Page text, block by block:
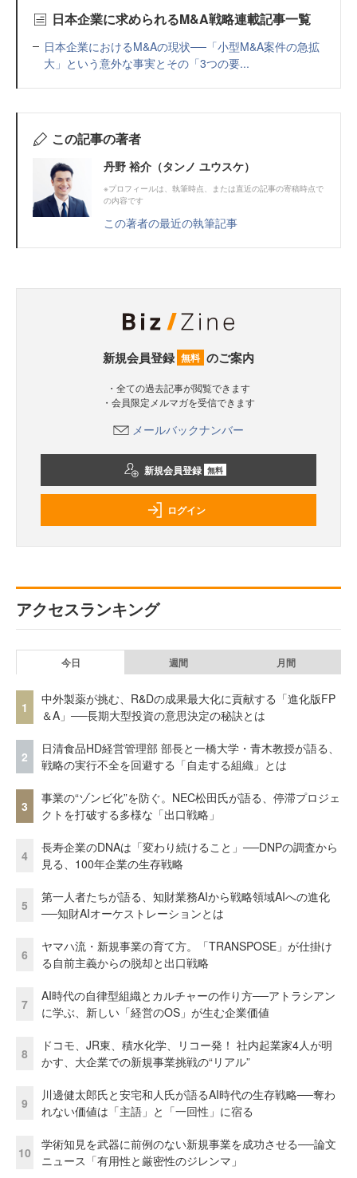
日本企業に求められるM&A戦略連載記事一覧
日本企業におけるM&Aの現状──「小型M&A案件の急拡
大」という意外な事実とその「3つの要...
この記事の著者
丹野 裕介（タンノ ユウスケ）
※プロフィールは、執筆時点、または直近の記事の寄稿時点で
の内容です
この著者の最近の執筆記事
新規会員登録 無料 のご案内
・全ての過去記事が閲覧できます
・会員限定メルマガを受信できます
メールバックナンバー
新規会員登録 無料
ログイン
アクセスランキング
今日 週間 月間
1
中外製薬が挑む、R&Dの成果最大化に貢献する「進化版FP
＆A」──長期大型投資の意思決定の秘訣とは
2
日清食品HD経営管理部 部長と一橋大学・青木教授が語る、
戦略の実行不全を回避する「自走する組織」とは
3
事業の“ゾンビ化”を防ぐ。NEC松田氏が語る、停滞プロジェ
クトを打破する多様な「出口戦略」
4
長寿企業のDNAは「変わり続けること」──DNPの調査から
見る、100年企業の生存戦略
5
第一人者たちが語る、知財業務AIから戦略領域AIへの進化
──知財AIオーケストレーションとは
6
ヤマハ流・新規事業の育て方。「TRANSPOSE」が仕掛け
る自前主義からの脱却と出口戦略
7
AI時代の自律型組織とカルチャーの作り方──アトラシアン
に学ぶ、新しい「経営のOS」が生む企業価値
8
ドコモ、JR東、積水化学、リコー発！ 社内起業家4人が明
かす、大企業での新規事業挑戦の“リアル”
9
川邊健太郎氏と安宅和人氏が語るAI時代の生存戦略──奪わ
れない価値は「主語」と「一回性」に宿る
10
学術知見を武器に前例のない新規事業を成功させる──論文
ニュース「有用性と厳密性のジレンマ」